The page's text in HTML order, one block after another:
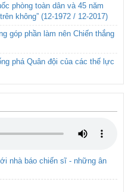
phòng toàn dân và 45 năm
không” (12-1972 / 12-2017)
góp phần làm nên Chiến thắng
phá Quân đội của các thế lực
nhà báo chiến sĩ - những ân